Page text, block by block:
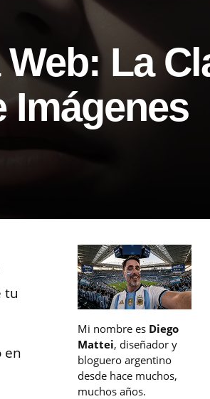
La
Imágenes
tu
en
Mi nombre es Diego
Mattei, diseñador y
bloguero argentino
desde hace muchos,
muchos años.